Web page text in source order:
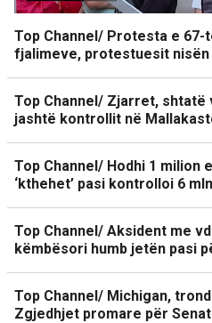
Top Channel/ Protesta e 67-
fjalimeve, protestuesit
Top Channel/ Zjarret,
jashtë kontrollit në
Top Channel/ Hodhi 1 milion
‘kthehet’ pasi kontrolloi 6
Top Channel/ Aksident me
këmbësori humb jetën pasi
Top Channel/ Michigan,
Zgjedhjet promare për